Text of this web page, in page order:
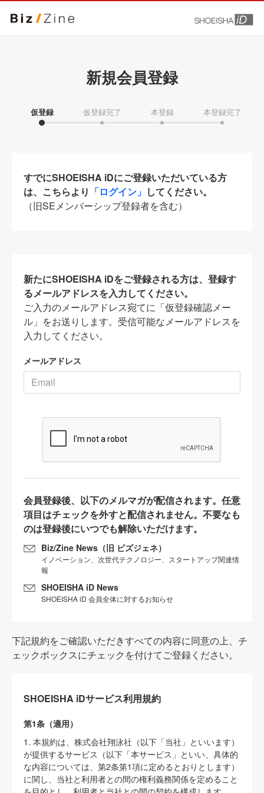
新規会員登録
仮登録 仮登録完了 本登録 本登録完了
すでにSHOEISHA iDにご登録いただいている方
は、こちらより 「ログイン」 してください。
（旧SEメンバーシップ登録者を含む）
新たにSHOEISHA iDをご登録される方は、登録す
るメールアドレスを入力してください。
ご入力のメールアドレス宛てに「仮登録確認メー
ル」をお送りします。受信可能なメールアドレスを
入力してください。
メールアドレス
会員登録後、以下のメルマガが配信されます。任意
項目はチェックを外すと配信されません。不要なも
のは登録後にいつでも解除いただけます。
Biz/Zine News（旧 ビズジェネ）
イノベーション、次世代テクノロジー、スタートアップ関連情
報
SHOEISHA iD News
SHOEISHA iD 会員全体に対するお知らせ
下記規約をご確認いただきすべての内容に同意の上、チ
ェックボックスにチェックを付けてご登録ください。
SHOEISHA iDサービス利用規約
第1条（適用）
1. 本規約は、株式会社翔泳社（以下「当社」といいます）
が提供するサービス（以下「本サービス」といい、具体的
な内容については、第2条第1項に定めるとおりとします）
に関し、当社と利用者との間の権利義務関係を定めること